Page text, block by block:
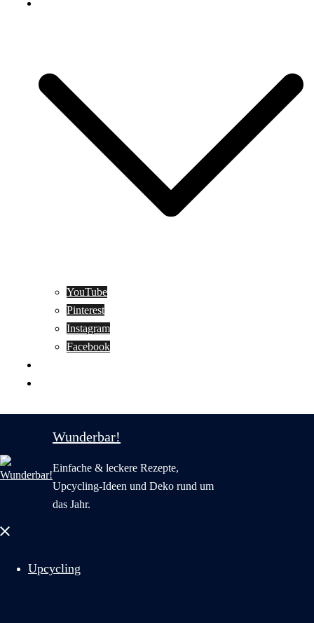
YouTube
Pinterest
Instagram
Facebook
Wunderbar!
Einfache & leckere Rezepte,
Upcycling-Ideen und Deko rund um
das Jahr.
Menü
Upcycling